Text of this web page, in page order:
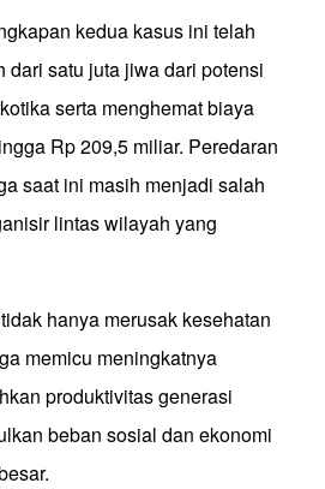
kedua kasus ini telah
dari satu juta jiwa dari potensi
serta menghemat biaya
Rp 209,5 miliar. Peredaran
saat ini masih menjadi salah
lintas wilayah yang
hanya merusak kesehatan
memicu meningkatnya
produktivitas generasi
beban sosial dan ekonomi